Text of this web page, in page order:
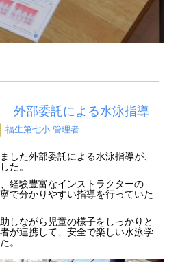
外部委託による水泳指導
福生第七小 管理者
した外部委託による水泳指導が、
た。
経験豊富なインストラクターの
で分かりやすい指導を行っていた
しながら児童の様子をしっかりと
が連携して、安全で楽しい水泳学
。